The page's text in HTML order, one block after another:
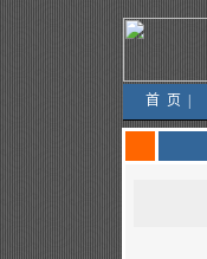
首 页